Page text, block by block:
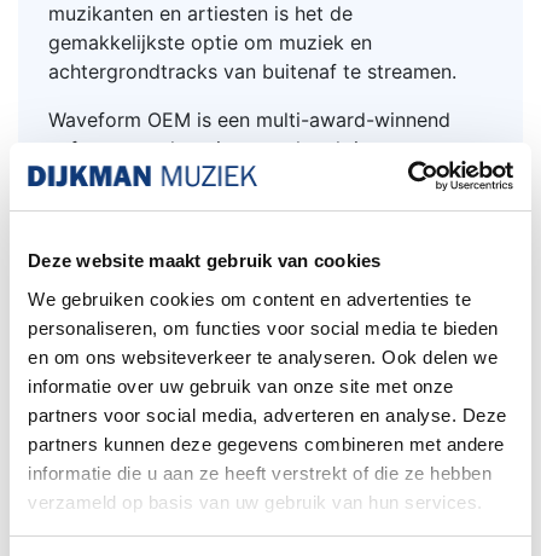
Deze website maakt gebruik van cookies
We gebruiken cookies om content en advertenties te
personaliseren, om functies voor social media te bieden
en om ons websiteverkeer te analyseren. Ook delen we
informatie over uw gebruik van onze site met onze
partners voor social media, adverteren en analyse. Deze
partners kunnen deze gegevens combineren met andere
informatie die u aan ze heeft verstrekt of die ze hebben
verzameld op basis van uw gebruik van hun services.
muzikanten en artiesten is het de
gemakkelijkste optie om muziek en
achtergrondtracks van buitenaf te streamen.
Waveform OEM is een multi-award-winnend
software workstation, met krachtige en
creatieve tools om de moderne muzikant te
inspireren.
het geen beperkingen op - u krijgt onbeperkte
track count, krachtige functies, compatibiliteit
met alle populaire plug-ins en efficiënte
prestaties op MacOS ®, Windows® en Linux ®
besturingssystemen.
Introductie van een verzameling van 16
hedendaagse FX-plug-ins voor gebruik met elke
DAW.
Deze plug-ins maken gebruik van de